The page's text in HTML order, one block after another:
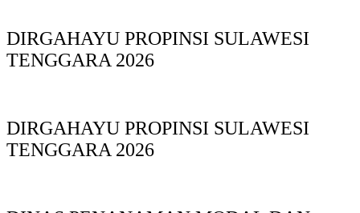
DIRGAHAYU PROPINSI SULAWESI
TENGGARA 2026
DIRGAHAYU PROPINSI SULAWESI
TENGGARA 2026